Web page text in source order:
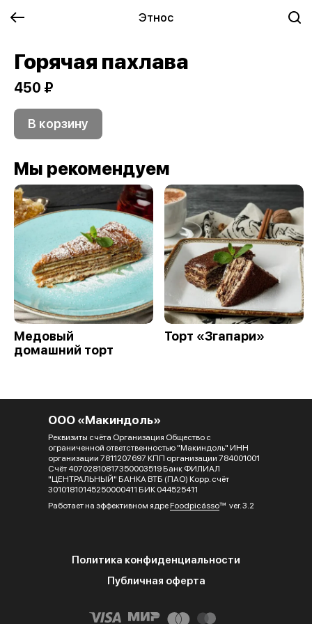
Этнос
Горячая пахлава
450 ₽
В корзину
Мы рекомендуем
Медовый
домашний торт
Торт «Згапари»
ООО «Макиндоль»
Реквизиты счёта Организация Общество с
ограниченной ответственностью "Макиндоль" ИНН
организации 7811207697 КПП организации 784001001
Счёт 40702810817350003519 Банк ФИЛИАЛ
"ЦЕНТРАЛЬНЫЙ" БАНКА ВТБ (ПАО) Корр. счёт
30101810145250000411 БИК 044525411
Работает на эффективном ядреFoodpicássover. 3.2
Политика конфиденциальности
Публичная оферта